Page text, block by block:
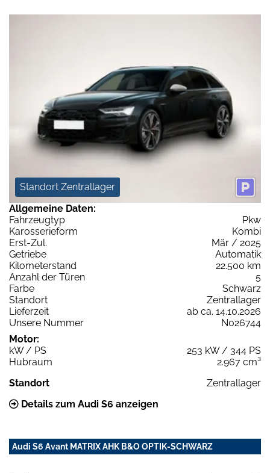
Standort Zentrallager
Allgemeine Daten:
Fahrzeugtyp
Pkw
Karosserieform
Kombi
Erst-Zul.
Mär / 2025
Getriebe
Automatik
Kilometerstand
22.500 km
Anzahl der Türen
5
Farbe
Schwarz
Standort
Zentrallager
Lieferzeit
ab ca. 14.10.2026
Unsere Nummer
N026744
Motor:
kW / PS
253 kW / 344 PS
Hubraum
2.967 cm³
Standort
Zentrallager
Details zum Audi S6 anzeigen
Audi S6 Avant MATRIX AHK B&O OPTIK-SCHWARZ